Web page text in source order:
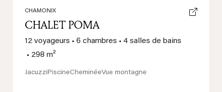
CHAMONIX
CHALET POMA
12 voyageurs • 6 chambres • 4 salles de bains
• 298 m²
JacuzziPiscineCheminéeVue montagne